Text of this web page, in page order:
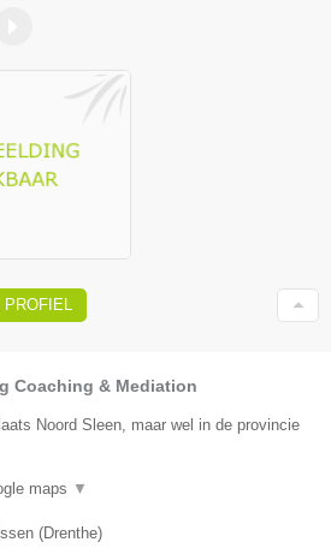
PROFIEL
Coaching & Mediation
Noord Sleen, maar wel in de provincie
maps ▼
(Drenthe)